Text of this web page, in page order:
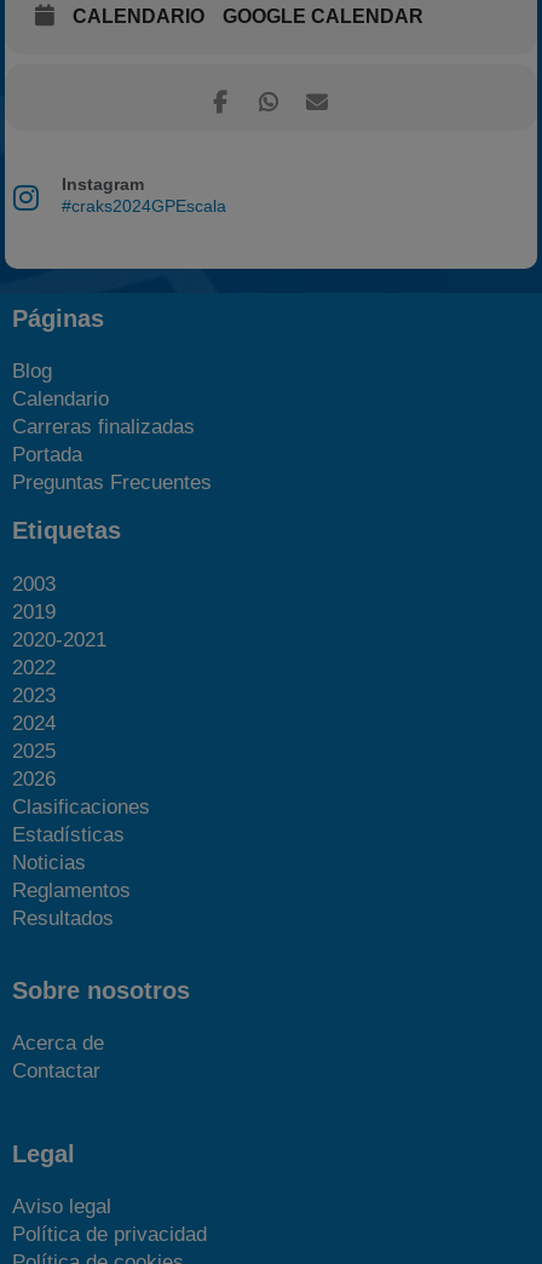
Más fotos
CALENDARIO GOOGLE CALENDAR
Instagram
#craks2024GPEscala
Páginas
Blog
Calendario
Carreras finalizadas
Portada
Preguntas Frecuentes
Etiquetas
2003
2019
2020-2021
2022
2023
2024
2025
2026
Clasificaciones
Estadísticas
Noticias
Reglamentos
Resultados
Sobre nosotros
Acerca de
Contactar
Legal
Aviso legal
Política de privacidad